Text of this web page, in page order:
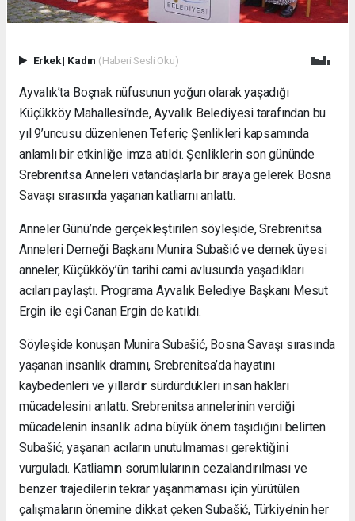
Erkek| Kadın (Haberi Sesli Oku)
Ayvalık’ta Boşnak nüfusunun yoğun olarak yaşadığı
Küçükköy Mahallesi’nde, Ayvalık Belediyesi tarafından bu
yıl 9’uncusu düzenlenen Teferiç Şenlikleri kapsamında
anlamlı bir etkinliğe imza atıldı. Şenliklerin son gününde
Srebrenitsa Anneleri vatandaşlarla bir araya gelerek Bosna
Savaşı sırasında yaşanan katliamı anlattı.
Anneler Günü’nde gerçekleştirilen söyleşide, Srebrenitsa
Anneleri Derneği Başkanı Munira Subašić ve dernek üyesi
anneler, Küçükköy’ün tarihi cami avlusunda yaşadıkları
acıları paylaştı. Programa Ayvalık Belediye Başkanı Mesut
Ergin ile eşi Canan Ergin de katıldı.
Söyleşide konuşan Munira Subašić, Bosna Savaşı sırasında
yaşanan insanlık dramını, Srebrenitsa’da hayatını
kaybedenleri ve yıllardır sürdürdükleri insan hakları
mücadelesini anlattı. Srebrenitsa annelerinin verdiği
mücadelenin insanlık adına büyük önem taşıdığını belirten
Subašić, yaşanan acıların unutulmaması gerektiğini
vurguladı. Katliamın sorumlularının cezalandırılması ve
benzer trajedilerin tekrar yaşanmaması için yürütülen
çalışmaların önemine dikkat çeken Subašić, Türkiye’nin her